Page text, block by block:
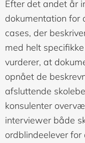
Efter det andet år
dokumentation for
cases, der
med helt
vurderer, at
opnået de
afsluttende
konsulenter
interviewer både
ordblindeelever